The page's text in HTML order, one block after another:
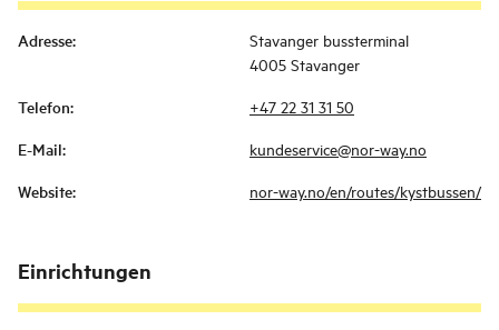
Adresse:
Stavanger bussterminal
4005 Stavanger
Telefon: +47 22 31 31 50
E-Mail: kundeservice@nor-way.no
Website: nor-way.no/en/routes/kystbussen/
Einrichtungen